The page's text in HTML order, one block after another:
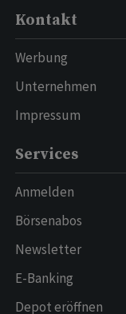
Kontakt
Werbung
Unternehmen
Impressum
Services
Anmelden
Börsenabos
Newsletter
E-Banking
Depot eröffnen